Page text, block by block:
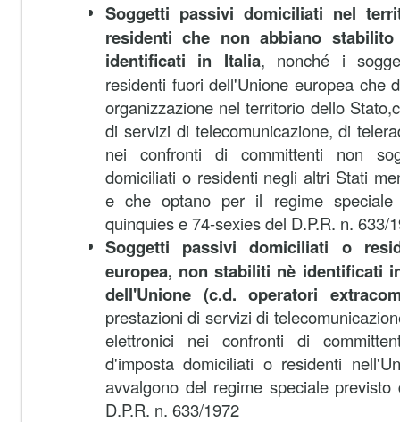
Soggetti passivi domiciliati nel
residenti che non abbiano
identificati in Italia, nonché i
residenti fuori dell'Unione europea che
organizzazione nel territorio dello
di servizi di telecomunicazione, di
nei confronti di committenti non
domiciliati o residenti negli altri Stati
e che optano per il regime
quinquies e 74-sexies del D.P.R. n. 633/
Soggetti passivi domiciliati o
europea, non stabiliti nè identificati
dell'Unione (c.d. operatori
prestazioni di servizi di
elettronici nei confronti di
d'imposta domiciliati o residenti
avvalgono del regime speciale
D.P.R. n. 633/1972